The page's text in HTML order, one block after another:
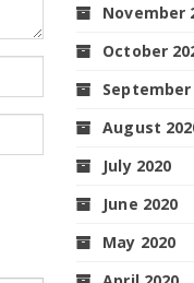
November
October
September
August
July 2020
June 2020
May 2020